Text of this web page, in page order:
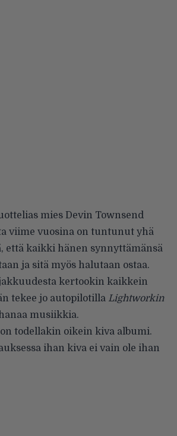
mies Devin Townsend
viime vuosina on tuntunut yhä
että kaikki hänen synnyttämänsä
ja sitä myös halutaan ostaa.
kertookin kaikkein
tekee jo autopilotilla Lightworkin
musiikkia.
todellakin oikein kiva albumi.
ihan kiva ei vain ole ihan